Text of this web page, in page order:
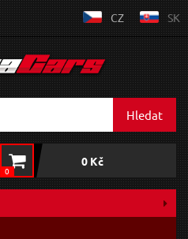
CZ SK
Hledat
0
0 Kč